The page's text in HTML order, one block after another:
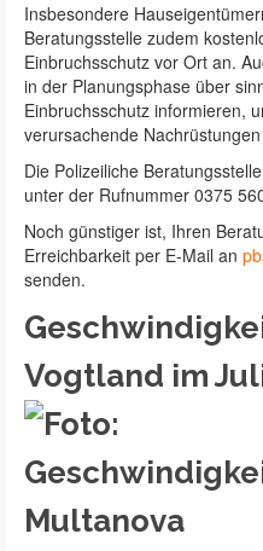
Insbesondere
Beratungsstelle zudem
Einbruchsschutz vor Ort an.
in der Planungsphase über
Einbruchsschutz informieren,
verursachende
Die Polizeiliche
unter der Rufnummer 0375
Noch günstiger ist, Ihren
Erreichbarkeit per E-Mail an
senden.
Vogtland im